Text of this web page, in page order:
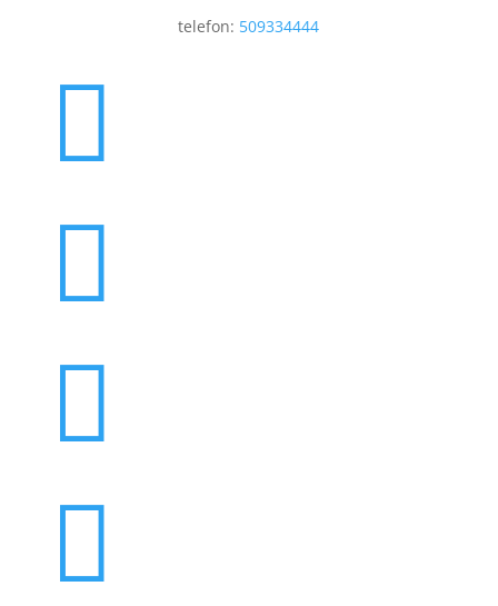
telefon: 509334444



